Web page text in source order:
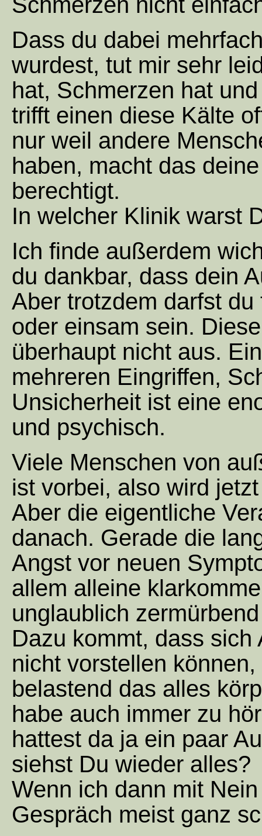
Dass du dabei
wurdest, tut mir sehr
hat, Schmerzen hat
trifft einen diese Kälte
nur weil andere
haben, macht das
berechtigt.
In welcher Klinik warst
Ich finde außerdem
du dankbar, dass dein
Aber trotzdem darfst
oder einsam sein.
überhaupt nicht aus.
mehreren Eingriffen,
Unsicherheit ist eine
und psychisch.
Viele Menschen von
ist vorbei, also wird
Aber die eigentliche
danach. Gerade die
Angst vor neuen
allem alleine
unglaublich
Dazu kommt, dass
nicht vorstellen
belastend das alles
habe auch immer zu
hattest da ja ein paar
siehst Du wieder alles?
Wenn ich dann mit
Gespräch meist ganz